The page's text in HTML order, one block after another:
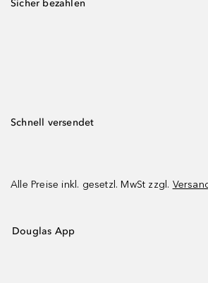
Sicher bezahlen
Schnell versendet
Alle Preise inkl. gesetzl. MwSt zzgl.
Douglas App